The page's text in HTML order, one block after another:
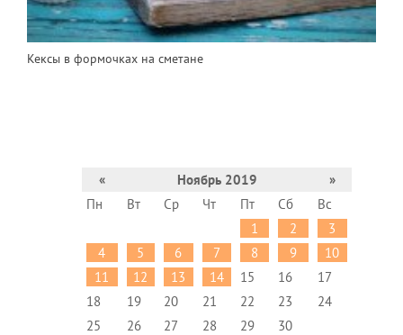
Кексы в формочках на сметане
« Ноябрь 2019
»
Пн
Вт Ср Чт Пт Сб
Вс
1
2
3
4
5 6 7 8 9
10
11
12 13 14 15 16
17
18
19 20 21 22 23
24
25
26 27 28 29 30